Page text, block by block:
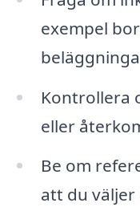
exempel
Kontrollera
eller
Be om
att du